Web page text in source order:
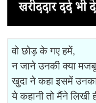
वो छोड़ के गए हमें,
न जाने उनकी क्या
खुदा ने कहा इसमें
ये कहानी तो मैंने लिखी